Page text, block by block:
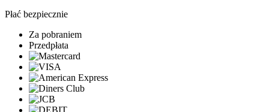
Płać bezpiecznie
Za pobraniem
Przedpłata